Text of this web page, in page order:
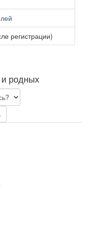
регистрации)
родных